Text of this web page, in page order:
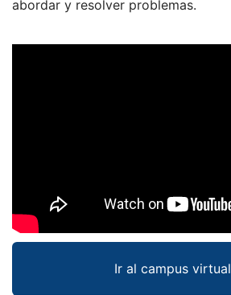
abordar y resolver problemas.
Ir al campus virtual